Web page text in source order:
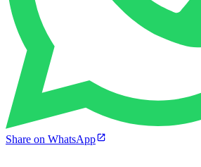
Share on WhatsApp